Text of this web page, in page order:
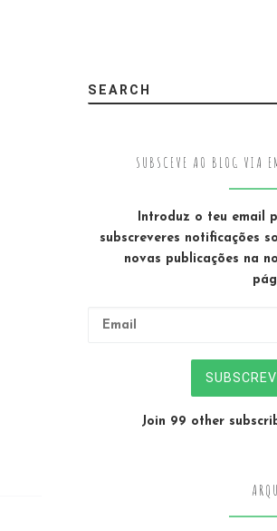
SEARCH
SUBSCEVE AO BLOG VIA
Introduz o teu email
subscreveres notificações
novas publicações na
Join 99 other